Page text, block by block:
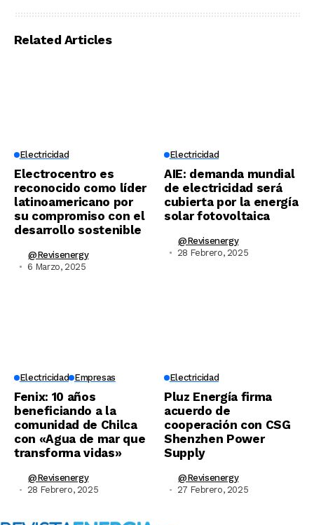
Related Articles
Electricidad
Electrocentro es
reconocido como líder
latinoamericano por
su compromiso con el
desarrollo sostenible
@revisenergy
6 Marzo, 2025
Electricidad
AIE: demanda mundial
de electricidad será
cubierta por la energía
solar fotovoltaica
@revisenergy
28 Febrero, 2025
Electricidad Empresas
Fenix: 10 años
beneficiando a la
comunidad de Chilca
con «Agua de mar que
transforma vidas»
@revisenergy
28 Febrero, 2025
Electricidad
Pluz Energía firma
acuerdo de
cooperación con CSG
Shenzhen Power
Supply
@revisenergy
27 Febrero, 2025